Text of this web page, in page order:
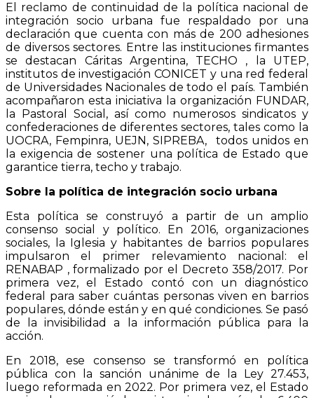
El reclamo de continuidad de la política nacional de
integración socio urbana fue respaldado por una
declaración que cuenta con más de 200 adhesiones
de diversos sectores. Entre las instituciones firmantes
se destacan Cáritas Argentina, TECHO , la UTEP,
institutos de investigación CONICET y una red federal
de Universidades Nacionales de todo el país. También
acompañaron esta iniciativa la organización FUNDAR,
la Pastoral Social, así como numerosos sindicatos y
confederaciones de diferentes sectores, tales como la
UOCRA, Fempinra, UEJN, SIPREBA, todos unidos en
la exigencia de sostener una política de Estado que
garantice tierra, techo y trabajo.
Sobre la política de integración socio urbana
Esta política se construyó a partir de un amplio
consenso social y político. En 2016, organizaciones
sociales, la Iglesia y habitantes de barrios populares
impulsaron el primer relevamiento nacional: el
RENABAP , formalizado por el Decreto 358/2017. Por
primera vez, el Estado contó con un diagnóstico
federal para saber cuántas personas viven en barrios
populares, dónde están y en qué condiciones. Se pasó
de la invisibilidad a la información pública para la
acción.
En 2018, ese consenso se transformó en política
pública con la sanción unánime de la Ley 27.453,
luego reformada en 2022. Por primera vez, el Estado